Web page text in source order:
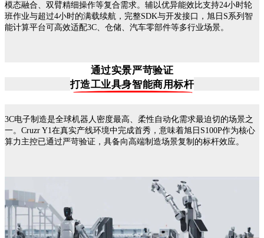
模态融合、双臂精细操作等复合需求。辅以优异能效比支持24小时轮
班作业与超过4小时的满载续航，完整SDK与开发接口，旭日S系列智
能计算平台可高效适配3C、仓储、汽车零部件等多行业场景。
通过实景严苛验证
打造工业具身智能商用标杆
3C电子制造是全球机器人密度最高、柔性自动化需求最迫切的场景之
一。Cruzr Y1在真实产线环境中完成首秀，意味着旭日S100P作为核心
算力主控已通过严苛验证，具备向高端制造场景复制的标杆效应。